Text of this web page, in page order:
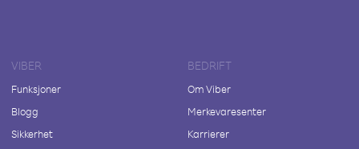
VIBER
Funksjoner
Blogg
Sikkerhet
BEDRIFT
Om Viber
Merkevaresenter
Karrierer